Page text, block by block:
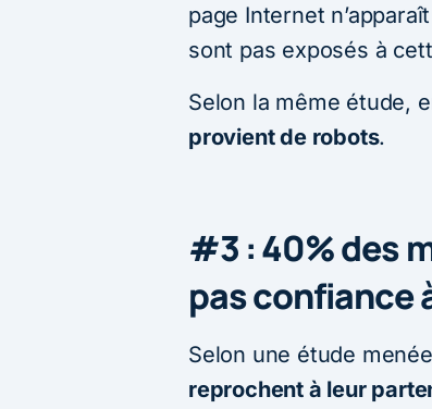
page Internet
sont pas exposés à
Selon la même étude,
provient de robots.
#3 : 40% des
pas confiance
Selon une étude
reprochent à leur